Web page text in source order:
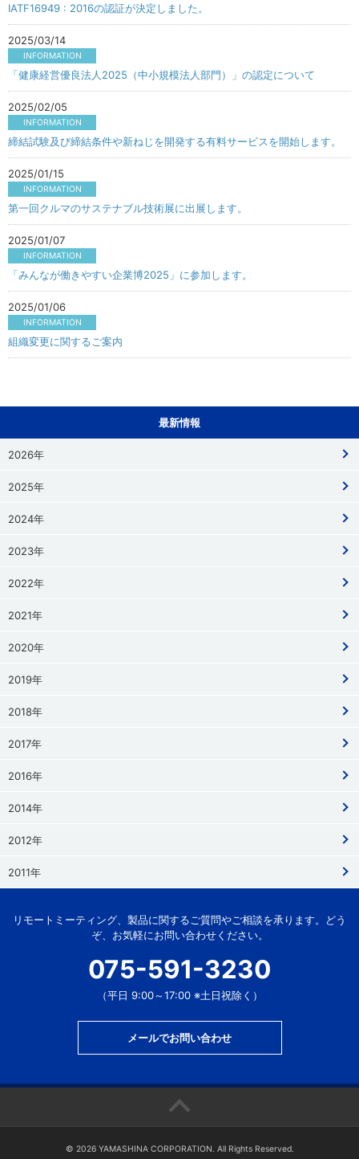
IATF16949 : 2016の認証が決定しました。
2025/03/14
INFORMATION
「健康経営優良法人2025（中小規模法人部門）」の認定について
2025/02/05
INFORMATION
締結試験及び締結条件や新ねじを開発する有料サービスを開始します。
2025/01/15
INFORMATION
第一回クルマのサステナブル技術展に出展します。
2025/01/07
INFORMATION
「みんなが働きやすい企業博2025」に参加します。
2025/01/06
INFORMATION
組織変更に関するご案内
最新情報
2026年
2025年
2024年
2023年
2022年
2021年
2020年
2019年
2018年
2017年
2016年
2014年
2012年
2011年
リモートミーティング、製品に関するご質問やご相談を承ります。どう
ぞ、お気軽にお問い合わせください。
075-591-3230
（平日 9:00～17:00 ※土日祝除く）
メールでお問い合わせ
© 2026 YAMASHINA CORPORATION. All Rights Reserved.